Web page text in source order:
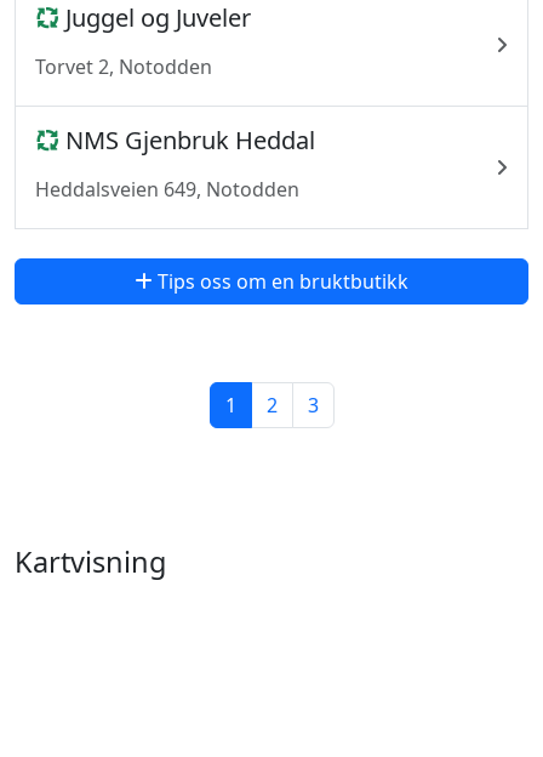
Juggel og Juveler
Torvet 2, Notodden
NMS Gjenbruk Heddal
Heddalsveien 649, Notodden
Tips oss om en bruktbutikk
1 2 3
Kartvisning